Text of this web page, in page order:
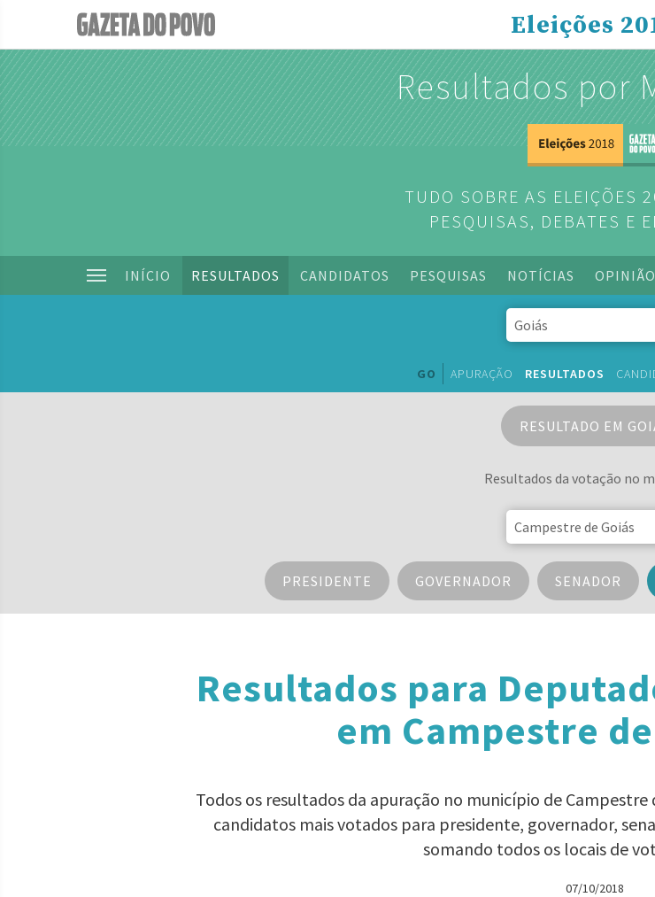
Eleições
Resultados por
TUDO SOBRE AS ELEIÇÕES
PESQUISAS, DEBATES E
INÍCIO RESULTADOS CANDIDATOS PESQUISAS NOTÍCIAS OPINIÃO
GO APURAÇÃO RESULTADOS
RESULTADO EM
Resultados da votação no
PRESIDENTE GOVERNADOR SENADOR
Resultados para
em Campestre
Todos os resultados da apuração no município de Campestre
candidatos mais votados para presidente, governador,
somando todos os locais de
07/10/2018